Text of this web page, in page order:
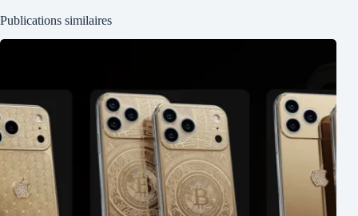
Publications similaires